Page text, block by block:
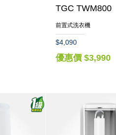
TGC TWM800
前置式洗衣機
$4,090
優惠價 $3,990